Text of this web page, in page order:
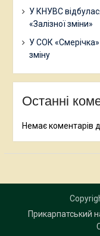
У КНУВС
«Залізної зміни»
У СОК «Смерічка»
зміну
Останні
Немає коментарів
Прикарпатський